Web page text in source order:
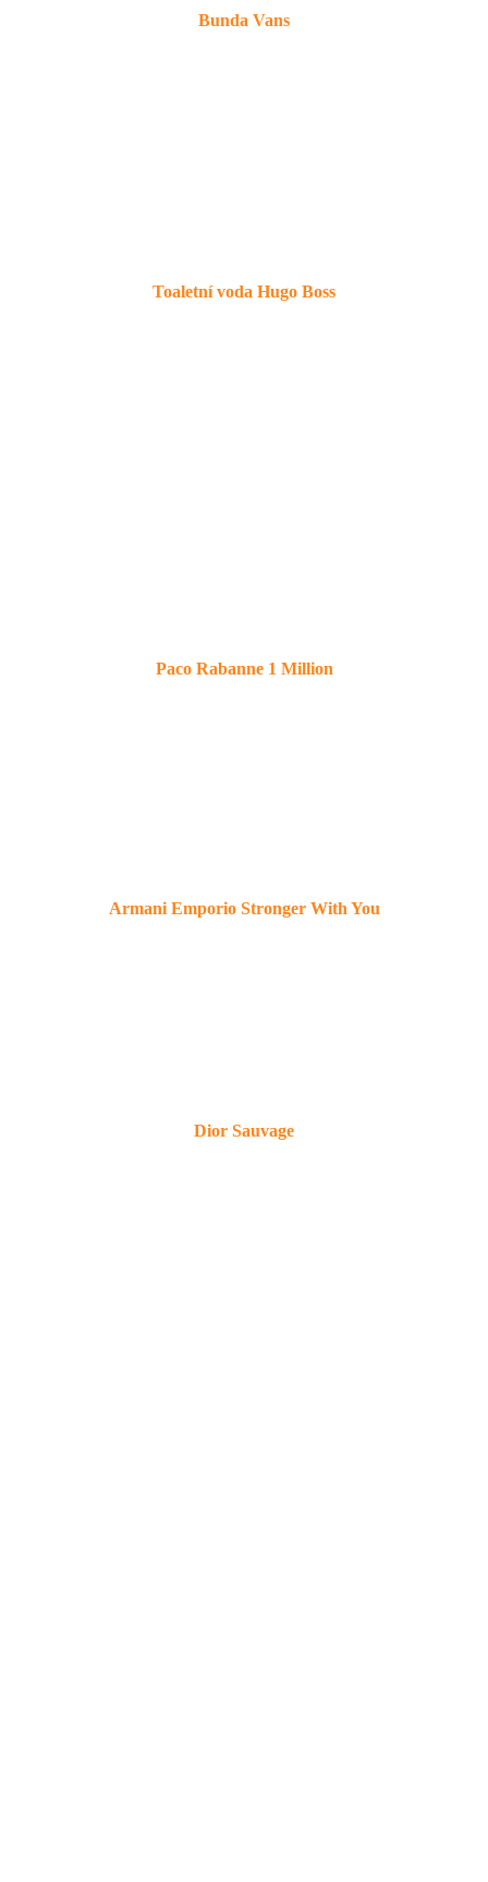
Bunda Vans
Toaletní voda Hugo Boss
Paco Rabanne 1 Million
Armani Emporio Stronger With You
Dior Sauvage